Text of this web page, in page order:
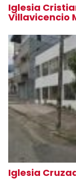
Iglesia
Villavicencio
Iglesia